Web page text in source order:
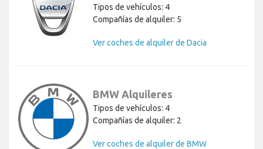
Tipos de vehículos: 4
Compañías de alquiler: 5
Ver coches de alquiler de Dacia
BMW Alquileres
Tipos de vehículos: 4
Compañías de alquiler: 2
Ver coches de alquiler de BMW